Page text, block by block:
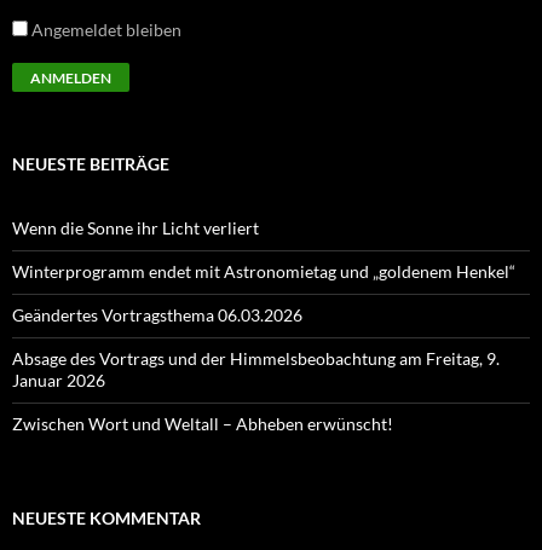
Angemeldet bleiben
NEUESTE BEITRÄGE
Wenn die Sonne ihr Licht verliert
Winterprogramm endet mit Astronomietag und „goldenem Henkel“
Geändertes Vortragsthema 06.03.2026
Absage des Vortrags und der Himmelsbeobachtung am Freitag, 9.
Januar 2026
Zwischen Wort und Weltall – Abheben erwünscht!
NEUESTE KOMMENTAR